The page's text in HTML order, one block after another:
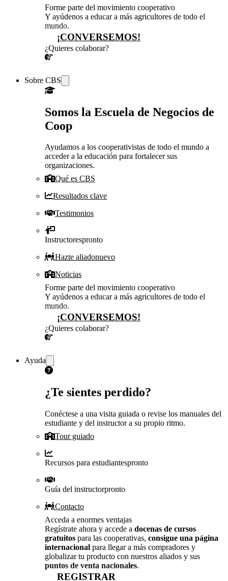
Forme parte del movimiento cooperativo
Y ayúdenos a educar a más agricultores de todo el
mundo.
¡CONVERSEMOS!
¿Quieres colaborar?
Sobre CBS
Somos la Escuela de Negocios de
Coop
Ayudamos a los cooperativistas de todo el mundo a
acceder a la educación para fortalecer sus
organizaciones.
Qué es CBS
Resultados clave
Testimonios
Instructorespronto
Hazte aliadonuevo
Noticias
Forme parte del movimiento cooperativo
Y ayúdenos a educar a más agricultores de todo el
mundo.
¡CONVERSEMOS!
¿Quieres colaborar?
Ayuda
¿Te sientes perdido?
Conéctese a una visita guiada o revise los manuales del
estudiante y del instructor a su propio ritmo.
Tour guiado
Recursos para estudiantespronto
Guía del instructorpronto
Contacto
Acceda a enormes ventajas
Regístrate ahora y accede a docenas de cursos
gratuitos para las cooperativas, consigue una página
internacional para llegar a más compradores y
globalizar tu producto con nuestros aliados y sus
puntos de venta nacionales.
REGISTRAR